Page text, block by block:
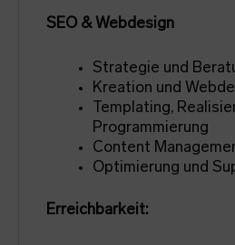
SEO & Webdesign
Strategie und
Kreation und
Templating,
Programmierung
Content
Optimierung und
Erreichbarkeit: